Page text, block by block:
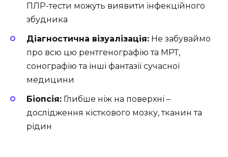
ПЛР-тести можуть виявити інфекційного
збудника
Діагностична візуалізація: Не забуваймо
про всю цю рентгенографію та МРТ,
сонографію та інші фантазії сучасної
медицини
Біопсія: Глибше ніж на поверхні –
дослідження кісткового мозку, тканин та
рідин